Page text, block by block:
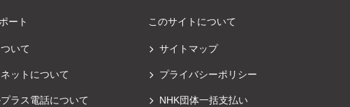
ート
いて
ットについて
ラス電話について
このサイトについて
サイトマップ
プライバシーポリシー
NHK団体一括支払い